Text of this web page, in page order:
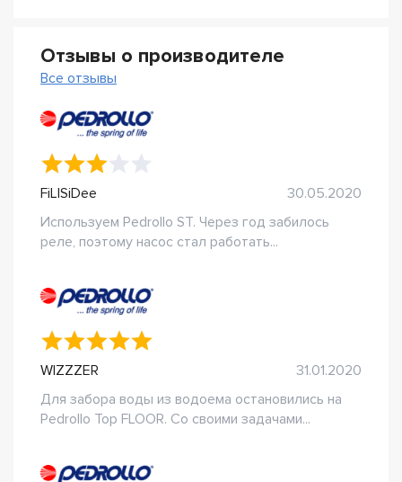
Отзывы о производителе
Все отзывы
FiLlSiDee
30.05.2020
Используем Pedrollo ST. Через год забилось
реле, поэтому насос стал работать...
WIZZZER
31.01.2020
Для забора воды из водоема остановились на
Pedrollo Top FLOOR. Со своими задачами...